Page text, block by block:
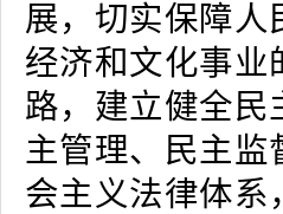
展，切实保障人
经济和文化事业
路，建立健全民
主管理、民主
会主义法律体系